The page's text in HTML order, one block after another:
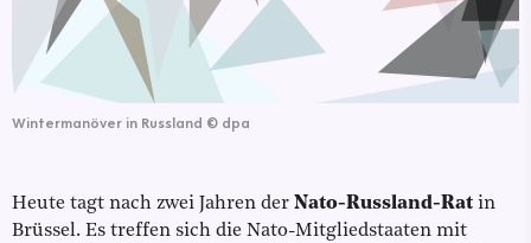
Wintermanöver in Russland © dpa
Heute tagt nach zwei Jahren der Nato-Russland-Rat in
Brüssel. Es treffen sich die Nato-Mitgliedstaaten mit